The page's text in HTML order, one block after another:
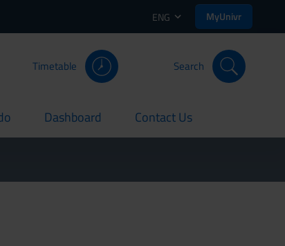
ENG MyUnivr
Timetable Search
Dashboard
current Contact Us
current